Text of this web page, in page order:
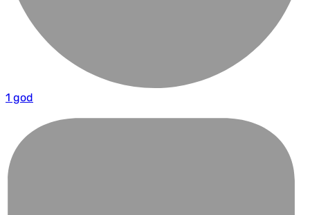
1 god